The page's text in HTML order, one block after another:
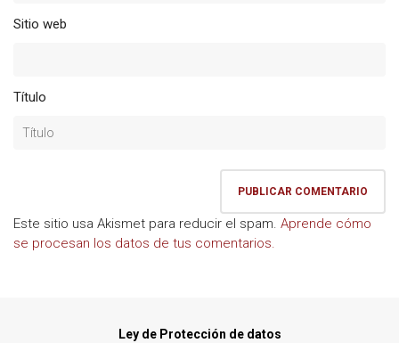
Sitio web
Título
Este sitio usa Akismet para reducir el spam. Aprende cómo
se procesan los datos de tus comentarios.
Ley de Protección de datos